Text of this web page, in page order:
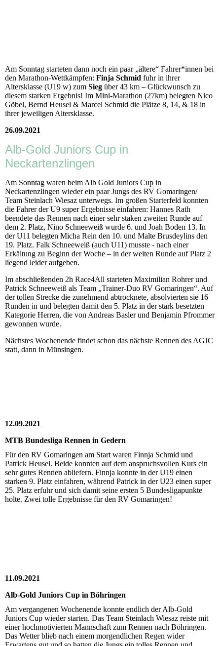
Am Sonntag starteten dann noch ein paar „ältere“ Fahrer*innen bei
den Marathon-Wettkämpfen: Finja Schmid fuhr in ihrer
Altersklasse (U19 w) zum Sieg über 43 km – Glückwunsch zu
diesem starken Ergebnis! Im Mini-Marathon (27km) belegten Nico
Göbel, Bernd Heusel & Marcel Schmid die Plätze 8, 14, & 18 in
ihrer jeweiligen Altersklasse.
26.09.2021
Alb-Gold Juniors Cup in
Neckartenzlingen
Am Sonntag waren beim Alb Gold Juniors Cup in
Neckartenzlingen wieder ein paar Jungs des RV Gomaringen/
Team Steinlach Wiesaz unterwegs. Im großen Starterfeld konnten
die Fahrer der U9 super Ergebnisse einfahren: Hannes Rath
beendete das Rennen nach einer sehr staken zweiten Runde auf
dem 2. Platz, Nino Schneeweiß wurde 6. und Joah Boden 13. In
der U11 belegten Micha Rein den 10. und Malte Brusdeylins den
19. Platz. Falk Schneeweiß (auch U11) musste - nach einer
Erkältung zu Beginn der Woche – in der weiten Runde auf Platz 2
liegend leider aufgeben.
Im abschließenden 2h Race4All starteten Maximilian Rohrer und
Patrick Schneeweiß als Team „Trainer-Duo RV Gomaringen“. Auf
der tollen Strecke die zunehmend abtrocknete, absolvierten sie 16
Runden in und belegten damit den 5. Platz in der stark besetzten
Kategorie Herren, die von Andreas Basler und Benjamin Pfrommer
gewonnen wurde.
Nächstes Wochenende findet schon das nächste Rennen des AGJC
statt, dann in Münsingen.
12.09.2021
MTB Bundesliga Rennen in Gedern
Für den RV Gomaringen am Start waren Finnja Schmid und
Patrick Heusel. Beide konnten auf dem anspruchsvollen Kurs ein
sehr gutes Rennen abliefern. Finnja konnte in der U19 einen
starken 9. Platz einfahren, während Patrick in der U23 einen super
25. Platz erfuhr und sich damit seine ersten 5 Bundesligapunkte
holte. Zwei tolle Ergebnisse für den RV Gomaringen!
11.09.2021
Alb-Gold Juniors Cup in Böhringen
Am vergangenen Wochenende konnte endlich der Alb-Gold
Juniors Cup wieder starten. Das Team Steinlach Wiesaz reiste mit
einer hochmotivierten Mannschaft zum Rennen nach Böhringen.
Das Wetter blieb nach einem morgendlichen Regen wider